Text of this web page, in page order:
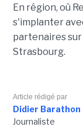
En région, où
s'implanter
partenaires sur
Strasbourg.
Article rédigé par
Didier Barathon
Journaliste